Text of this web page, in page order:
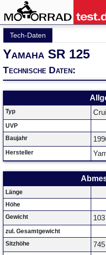
Tech-Daten
Yamaha SR 125
Technische Daten:
Typ
UVP
Baujahr
Hersteller
Länge
Höhe
Gewicht
zul. Gesamtgewicht
Sitzhöhe